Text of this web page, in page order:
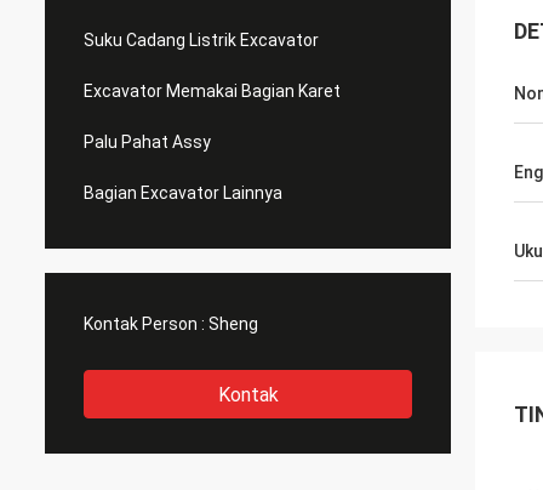
Suku Cadang Listrik Excavator
Excavator Memakai Bagian Karet
Palu Pahat Assy
Bagian Excavator Lainnya
Kontak Person : Sheng
Kontak